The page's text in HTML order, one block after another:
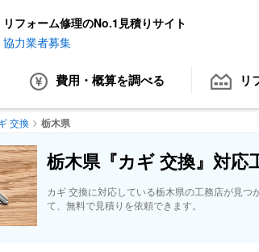
リフォーム修理のNo.1見積りサイト
協力業者募集
費用・概算を調べる リ
交換 栃木県
栃木県『カギ 交換』対応
カギ 交換に対応している栃木県の工務店が見つ
て、無料で見積りを依頼できます。